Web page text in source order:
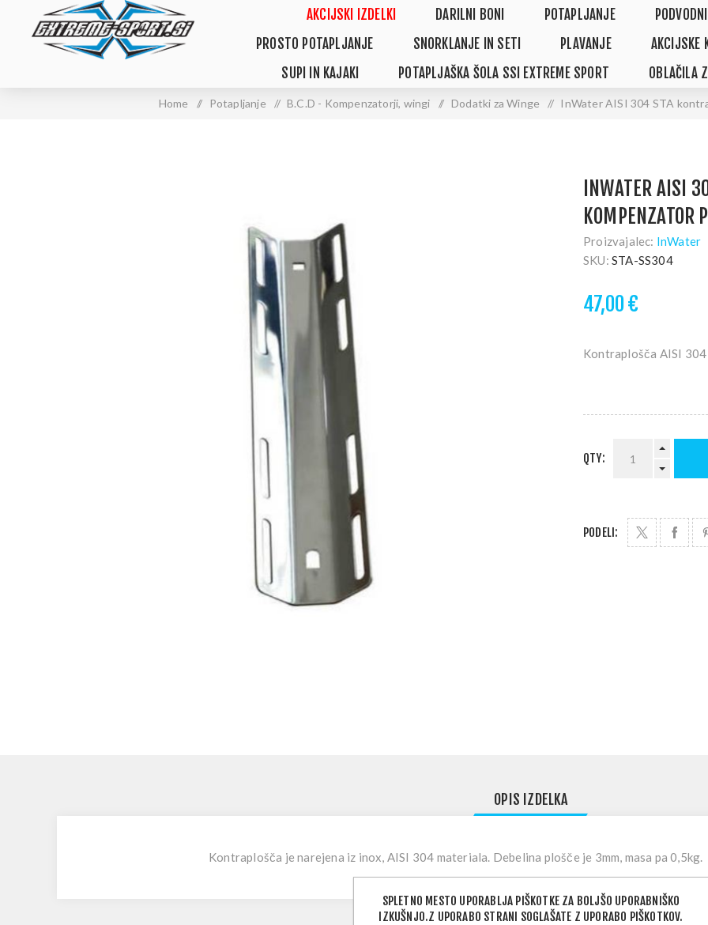
AKCIJSKI IZDELKI DARILNI BONI POTAPLJANJE
PROSTO POTAPLJANJE
SNORKLANJE IN SETI PLAVANJE
AKCIJSKE
SUPI IN KAJAKI
POTAPLJAŠKA ŠOLA SSI EXTREME SPORT OBLAČILA
Home / Potapljanje / B.C.D - Kompenzatorji, wingi / Dodatki za Winge / InWater AISI 304 STA
INWATER AISI
KOMPENZATOR
Proizvajalec: InWater
SKU: STA-SS304
47,00 €
Kontraplošča AISI
QTY:
PODELI:
OPIS IZDELKA
Kontraplošča je narejena iz inox, AISI 304 materiala. Debelina plošče je 3mm, masa pa 0,5kg.
SPLETNO MESTO UPORABLJA PIŠKOTKE ZA BOLJŠO UPORABNIŠKO
IZKUŠNJO.Z UPORABO STRANI SOGLAŠATE Z UPORABO PIŠKOTKOV.